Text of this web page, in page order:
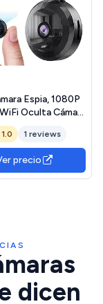
Espia, 1080P
Oculta Cámara
Ver En El Movil,
y Vídeo, con
Larga Duración,
Interiores
1.0 1 reviews
precio
dicen